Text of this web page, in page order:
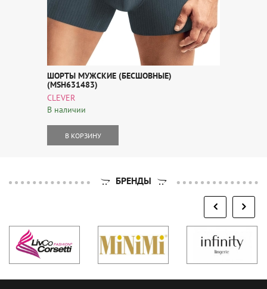
ШОРТЫ МУЖСКИЕ (БЕСШОВНЫЕ)
(MSH631483)
CLEVER
В наличии
В КОРЗИНУ
БРЕНДЫ